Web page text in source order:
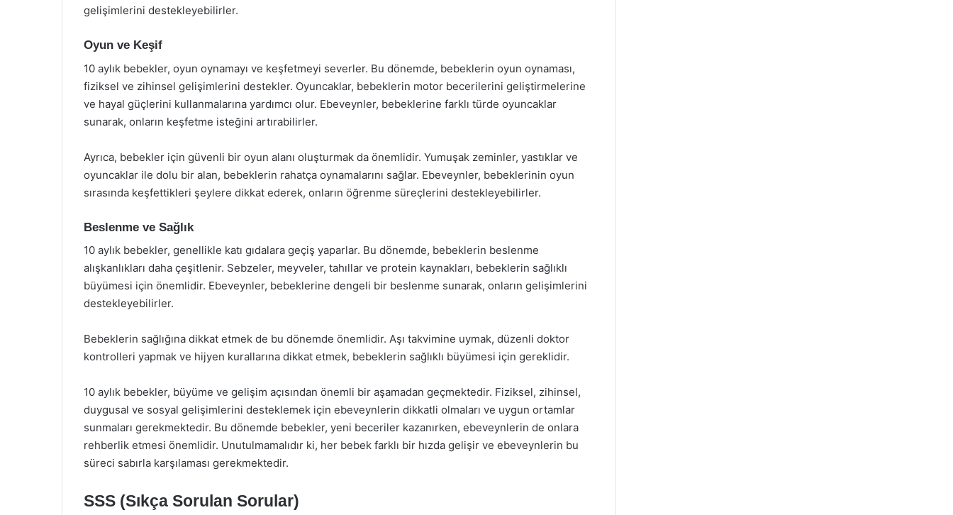
gelişimlerini destekleyebilirler.
Oyun ve Keşif
10 aylık bebekler, oyun oynamayı ve keşfetmeyi severler. Bu dönemde, bebeklerin oyun oynaması,
fiziksel ve zihinsel gelişimlerini destekler. Oyuncaklar, bebeklerin motor becerilerini geliştirmelerine
ve hayal güçlerini kullanmalarına yardımcı olur. Ebeveynler, bebeklerine farklı türde oyuncaklar
sunarak, onların keşfetme isteğini artırabilirler.
Ayrıca, bebekler için güvenli bir oyun alanı oluşturmak da önemlidir. Yumuşak zeminler, yastıklar ve
oyuncaklar ile dolu bir alan, bebeklerin rahatça oynamalarını sağlar. Ebeveynler, bebeklerinin oyun
sırasında keşfettikleri şeylere dikkat ederek, onların öğrenme süreçlerini destekleyebilirler.
Beslenme ve Sağlık
10 aylık bebekler, genellikle katı gıdalara geçiş yaparlar. Bu dönemde, bebeklerin beslenme
alışkanlıkları daha çeşitlenir. Sebzeler, meyveler, tahıllar ve protein kaynakları, bebeklerin sağlıklı
büyümesi için önemlidir. Ebeveynler, bebeklerine dengeli bir beslenme sunarak, onların gelişimlerini
destekleyebilirler.
Bebeklerin sağlığına dikkat etmek de bu dönemde önemlidir. Aşı takvimine uymak, düzenli doktor
kontrolleri yapmak ve hijyen kurallarına dikkat etmek, bebeklerin sağlıklı büyümesi için gereklidir.
10 aylık bebekler, büyüme ve gelişim açısından önemli bir aşamadan geçmektedir. Fiziksel, zihinsel,
duygusal ve sosyal gelişimlerini desteklemek için ebeveynlerin dikkatli olmaları ve uygun ortamlar
sunmaları gerekmektedir. Bu dönemde bebekler, yeni beceriler kazanırken, ebeveynlerin de onlara
rehberlik etmesi önemlidir. Unutulmamalıdır ki, her bebek farklı bir hızda gelişir ve ebeveynlerin bu
süreci sabırla karşılaması gerekmektedir.
SSS (Sıkça Sorulan Sorular)